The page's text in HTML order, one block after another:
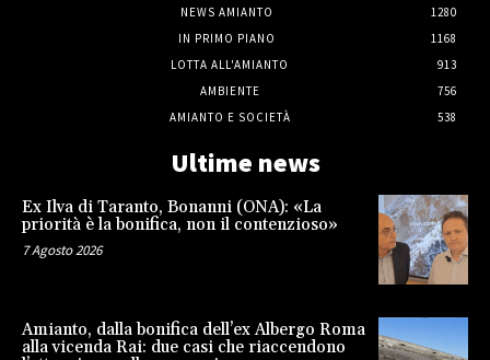
NEWS AMIANTO
1280
IN PRIMO PIANO
1168
LOTTA ALL'AMIANTO
913
AMBIENTE
756
AMIANTO E SOCIETÀ
538
Ultime news
Ex Ilva di Taranto, Bonanni (ONA): «La
priorità è la bonifica, non il contenzioso»
7 Agosto 2026
Amianto, dalla bonifica dell’ex Albergo Roma
alla vicenda Rai: due casi che riaccendono